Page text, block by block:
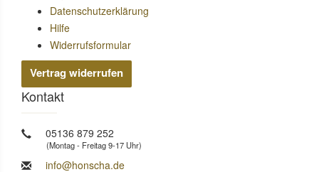
Datenschutzerklärung
Hilfe
Widerrufsformular
Vertrag widerrufen
Kontakt
05136 879 252
(Montag - Freitag 9-17 Uhr)
info@honscha.de